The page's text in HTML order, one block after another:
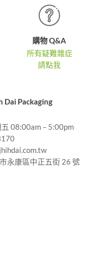
購物 Q&A
所有疑難雜症
請點我
Dai Packaging
08:00am – 5:00pm
永康區中正五街 26 號